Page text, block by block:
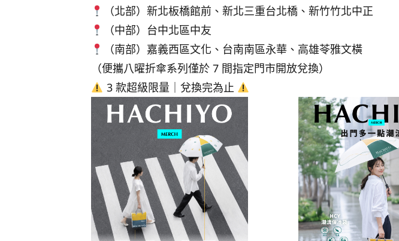
（北部）新北板橋館前、新北三重台北橋、新竹竹北中正
（中部）台中北區中友
（南部）嘉義西區文化、台南南區永華、高雄苓雅文橫
（便攜八曜折傘系列僅於 7 間指定門市開放兌換）
3 款超級限量｜兌換完為止